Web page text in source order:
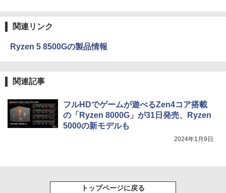
関連リンク
Ryzen 5 8500Gの製品情報
関連記事
フルHDでゲームが遊べるZen4コア搭載
の「Ryzen 8000G」が31日発売、Ryzen
5000の新モデルも
2024年1月9日
トップページに戻る